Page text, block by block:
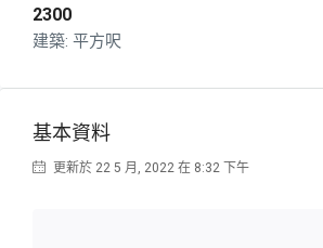
2300
平方呎
基本資料
更新於 22 5 月, 2022 在 8:32 下午